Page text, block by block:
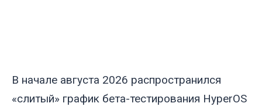
В начале августа 2026 распространился
«слитый» график бета-тестирования HyperOS